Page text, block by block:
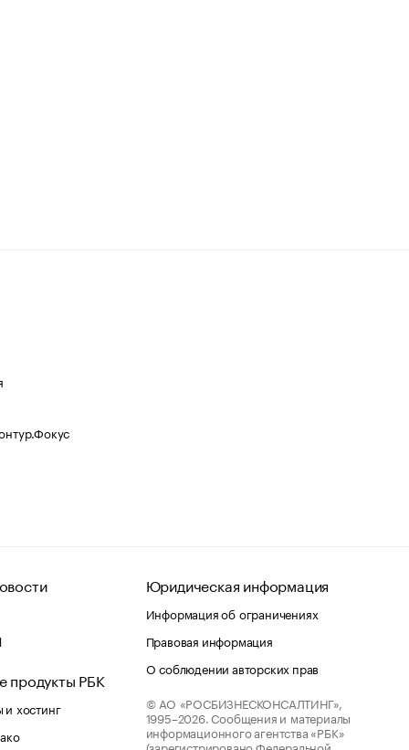
продукты РБК
хостинг
Юридическая информация
Информация об ограничениях
Правовая информация
О соблюдении авторских прав
© АО «РОСБИЗНЕСКОНСАЛТИНГ»,
1995–2026. Сообщения и материалы
информационного агентства «РБК»
(зарегистрировано Федеральной